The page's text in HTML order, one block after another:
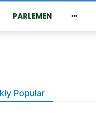
PARLEMEN
Popular